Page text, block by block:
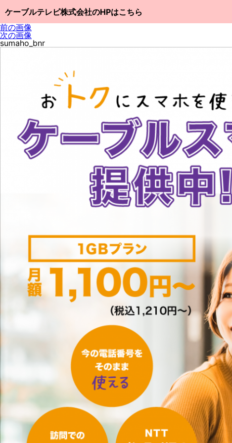
ケーブルテレビ株式会社のHPはこちら
前の画像
次の画像
sumaho_bnr